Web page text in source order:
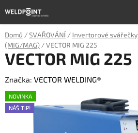
na
obsah
Domů /SVAŘOVÁNÍ / Invertorové svářečky
(MIG/MAG) /VECTOR MIG 225
VECTOR MIG 225
Značka: VECTOR WELDING®
NOVINKA
NÁŠ TIP!